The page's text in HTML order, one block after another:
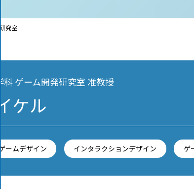
究室
ゲーム開発研究室 准教授
ケル
ームデザイン インタラクションデザイン ゲ